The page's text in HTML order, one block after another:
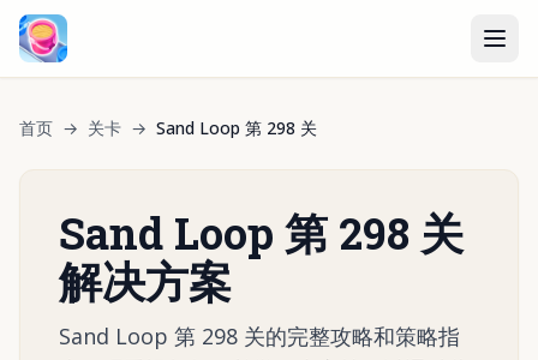
首页 → 关卡 → Sand Loop 第 298 关
Sand Loop 第 298 关
解决方案
Sand Loop 第 298 关的完整攻略和策略指